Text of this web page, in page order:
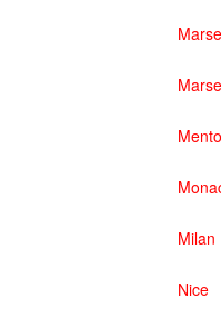
Milan
Nice